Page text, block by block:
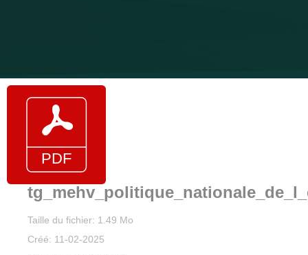
Taille du fichier: 1.49 Mo
Créé: 11-02-2025